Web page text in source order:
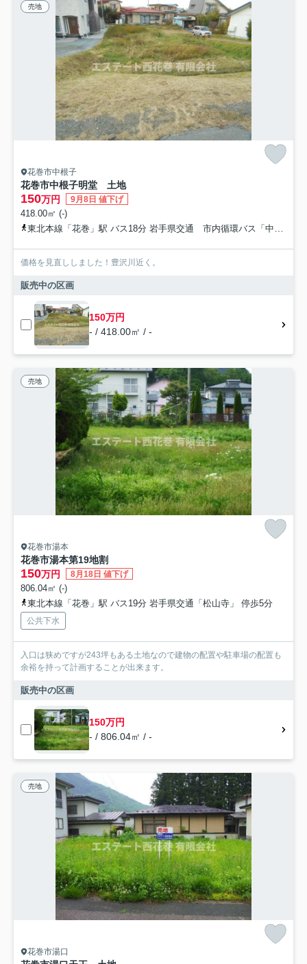
売地
花巻市中根子
花巻市中根子明堂 土地
150万円 9月8日 値下げ
418.00㎡ (-)
東北本線「花巻」駅 バス18分 岩手県交通 市内循環バス「中根子」 停歩8分
価格を見直ししました！豊沢川近く。
販売中の区画
150万円
- / 418.00㎡ / -
売地
花巻市湯本
花巻市湯本第19地割
150万円 8月18日 値下げ
806.04㎡ (-)
東北本線「花巻」駅 バス19分 岩手県交通「松山寺」 停歩5分
公共下水
入口は狭めですが243坪もある土地なので建物の配置や駐車場の配置も
余裕を持って計画することが出来ます。
販売中の区画
150万円
- / 806.04㎡ / -
売地
花巻市湯口